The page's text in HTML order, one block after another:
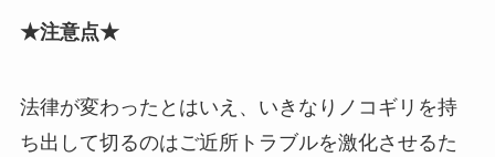
★注意点★
法律が変わったとはいえ、いきなりノコギリを持
ち出して切るのはご近所トラブルを激化させるた